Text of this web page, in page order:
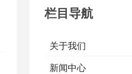
栏目导航
关于我们
新闻中心